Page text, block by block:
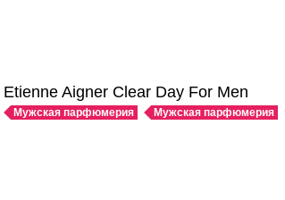
Etienne Aigner Clear Day For Men
Мужская парфюмерия Мужская парфюмерия